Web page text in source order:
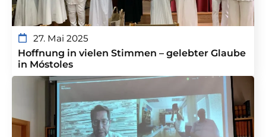
27. Mai 2025
Hoffnung in vielen Stimmen – gelebter Glaube
in Móstoles